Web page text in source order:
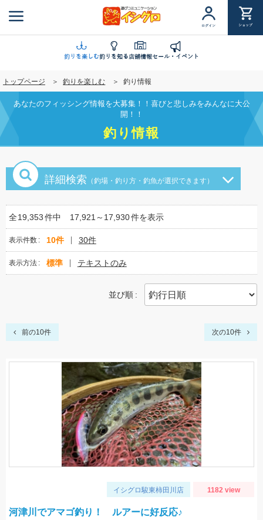
ン
に
移
動
ログイン ショップ
釣りを楽しむ釣りを知る店舗情報セール・イベント
トップページ 釣りを楽しむ 釣り情報
あなたのフィッシング情報を大募集！！喜びと悲しみをみんなに大公
開！！
釣り情報
詳細検索 （釣場・釣り方・釣魚が選択できます）
全19,353件中 17,921～17,930件を表示
表示件数 10件 30件
表示方法 標準 テキストのみ
並び順
前の10件 次の10件
イシグロ駿東柿田川店 1182 view
河津川でアマゴ釣り！ ルアーに好反応♪